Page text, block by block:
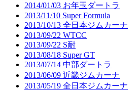
2014/01/03 お年玉ダートラ
2013/11/10 Super Formula
2013/10/13 全日本ジムカーナ
2013/09/22 WTCC
2013/09/22 S耐
2013/08/18 Super GT
2013/07/14 中部ダートラ
2013/06/09 近畿ジムカーナ
2013/05/19 全日本ジムカーナ